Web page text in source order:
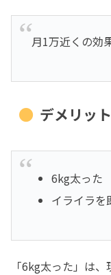
月1万近くの効
デメリット
6kg太った
イライラを
「6kg太った」は